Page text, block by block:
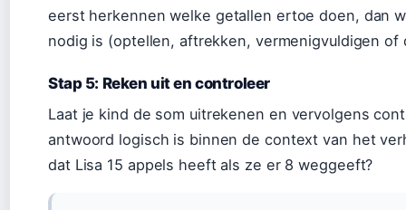
eerst herkennen welke getallen ertoe doen, dan
nodig is (optellen, aftrekken, vermenigvuldigen of
Stap 5: Reken uit en controleer
Laat je kind de som uitrekenen en vervolgens
antwoord logisch is binnen de context van het
dat Lisa 15 appels heeft als ze er 8 weggeeft?